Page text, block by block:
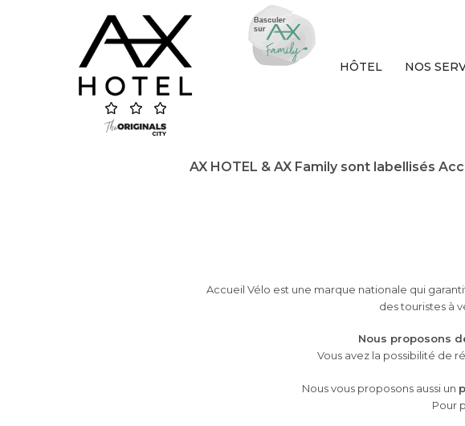
HÔTEL NOS
AX HOTEL & AX Family sont labellisés
Accueil Vélo est une marque nationale qui
des touristes à
Nous proposons
Vous avez la possibilité de
Nous vous proposons aussi un
Pour